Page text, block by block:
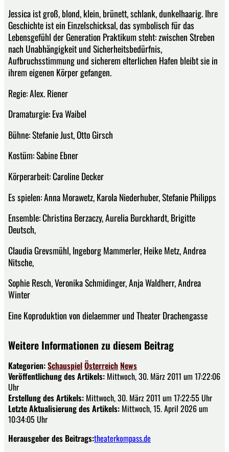
Jessica ist groß, blond, klein, brünett, schlank, dunkelhaarig. Ihre
Geschichte ist ein Einzelschicksal, das symbolisch für das
Lebensgefühl der Generation Praktikum steht: zwischen Streben
nach Unabhängigkeit und Sicherheitsbedürfnis,
Aufbruchsstimmung und sicherem elterlichen Hafen bleibt sie in
ihrem eigenen Körper gefangen.
Regie: Alex. Riener
Dramaturgie: Eva Waibel
Bühne: Stefanie Just, Otto Girsch
Kostüm: Sabine Ebner
Körperarbeit: Caroline Decker
Es spielen: Anna Morawetz, Karola Niederhuber, Stefanie Philipps
Ensemble: Christina Berzaczy, Aurelia Burckhardt, Brigitte
Deutsch,
Claudia Grevsmühl, Ingeborg Mammerler, Heike Metz, Andrea
Nitsche,
Sophie Resch, Veronika Schmidinger, Anja Waldherr, Andrea
Winter
Eine Koproduktion von dielaemmer und Theater Drachengasse
Weitere Informationen zu diesem Beitrag
Kategorien:SchauspielÖsterreich News
Veröffentlichung des Artikels: Mittwoch, 30. März 2011 um 17:22:06
Uhr
Erstellung des Artikels: Mittwoch, 30. März 2011 um 17:22:55 Uhr
Letzte Aktualisierung des Artikels: Mittwoch, 15. April 2026 um
10:34:05 Uhr
Herausgeber des Beitrags:theaterkompass.de